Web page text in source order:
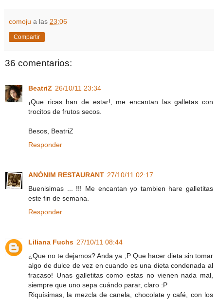
comoju a las 23:06
Compartir
36 comentarios:
BeatriZ 26/10/11 23:34
¡Que ricas han de estar!, me encantan las galletas con
trocitos de frutos secos.
Besos, BeatriZ
Responder
ANÒNIM RESTAURANT 27/10/11 02:17
Buenisimas ... !!! Me encantan yo tambien hare galletitas
este fin de semana.
Responder
Liliana Fuchs 27/10/11 08:44
¿Que no te dejamos? Anda ya ;P Que hacer dieta sin tomar
algo de dulce de vez en cuando es una dieta condenada al
fracaso! Unas galletitas como estas no vienen nada mal,
siempre que uno sepa cuándo parar, claro :P
Riquísimas, la mezcla de canela, chocolate y café, con los